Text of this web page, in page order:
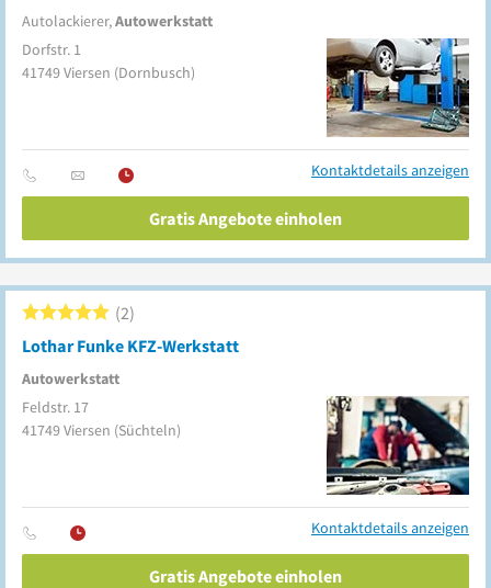
Autolackierer,Autowerkstatt
Dorfstr. 1
41749Viersen (Dornbusch)
Kontaktdetails anzeigen
Gratis Angebote einholen
Lothar Funke KFZ-Werkstatt
Autowerkstatt
2
Feldstr. 17
41749Viersen (Süchteln)
Kontaktdetails anzeigen
Gratis Angebote einholen